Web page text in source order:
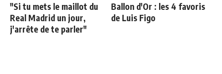
"Si tu mets le maillot du
Real Madrid un jour,
j'arrête de te parler"
Ballon d'Or : les 4 favoris
de Luis Figo